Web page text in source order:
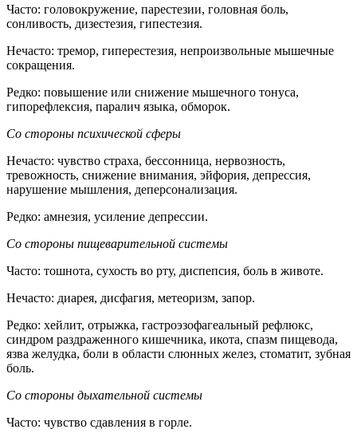
Часто: головокружение, парестезии, головная боль,
сонливость, дизестезия, гипестезия.
Нечасто: тремор, гиперестезия, непроизвольные мышечные
сокращения.
Редко: повышение или снижение мышечного тонуса,
гипорефлексия, паралич языка, обморок.
Со стороны психической сферы
Нечасто: чувство страха, бессонница, нервозность,
тревожность, снижение внимания, эйфория, депрессия,
нарушение мышления, деперсонализация.
Редко: амнезия, усиление депрессии.
Со стороны пищеварительной системы
Часто: тошнота, сухость во рту, диспепсия, боль в животе.
Нечасто: диарея, дисфагия, метеоризм, запор.
Редко: хейлит, отрыжка, гастроэзофагеальный рефлюкс,
синдром раздраженного кишечника, икота, спазм пищевода,
язва желудка, боли в области слюнных желез, стоматит, зубная
боль.
Со стороны дыхательной системы
Часто: чувство сдавления в горле.